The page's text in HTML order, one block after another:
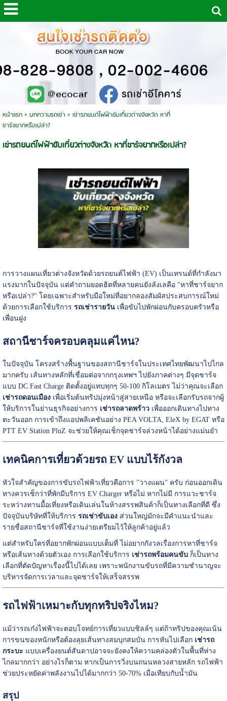
หน้าแรก> บทความรถเช่า > เช่ารถยนต์ไฟฟ้าขับเที่ยวต่างจังหวัด หาที่
ชาร์จยากหรือเปล่า?
เช่ารถยนต์ไฟฟ้าขับเที่ยวต่างจังหวัด หาที่ชาร์จยากหรือเปล่า?
การวางแผนเที่ยวต่างจังหวัดด้วยรถยนต์ไฟฟ้า (EV) เป็นเทรนด์ที่กำลังมา
แรงมากในปัจจุบัน แต่คำถามยอดฮิตที่หลายคนยังลังเลคือ "หาที่ชาร์จยาก
หรือเปล่า?" โดยเฉพาะสำหรับมือใหม่ที่อยากลองสัมผัสประสบการณ์ใหม่
ด้วยการเลือกใช้บริการ รถเช่ารายวันเพื่อขับไปพักผ่อนกับครอบครัวหรือ
เพื่อนฝูง
สถานีชาร์จครอบคลุมแค่ไหน?
ในปัจจุบัน โครงสร้างพื้นฐานของสถานีชาร์จในประเทศไทยพัฒนาไปไกล
มากครับ เส้นทางหลักที่เชื่อมต่อจากกรุงเทพฯ ไปยังภาคต่างๆ มีจุดชาร์จ
แบบ DC Fast Charge ติดตั้งอยู่แทบทุกๆ 50-100 กิโลเมตร ไม่ว่าคุณจะเลือก
เช่ารถดอนเมืองเพื่อเริ่มต้นทริปมุ่งหน้าสู่สายเหนือ หรือจะเลือกรับรถจากผู้
ให้บริการในย่านธุรกิจอย่างการ เช่ารถลาดพร้าวเพื่อออกเดินทางไปทาง
ตะวันออก การเข้าถึงแอปพลิเคชันอย่าง PEA VOLTA, EleX by EGAT หรือ
PTT EV Station PluZ จะช่วยให้คุณเช็กจุดชาร์จล่วงหน้าได้อย่างแม่นยำ
เทคนิคการเที่ยวด้วยรถ EV แบบไร้กังวล
หัวใจสำคัญของการขับรถไฟฟ้าเที่ยวคือการ "วางแผน" ครับ ก่อนออกเดิน
ทางควรเช็กว่าที่พักมีบริการ EV Charger หรือไม่ หากไม่มี การแวะชาร์จ
ระหว่างทานมื้อเที่ยงหรือเดินเล่นในห้างสรรพสินค้าก็เป็นทางเลือกที่ดี ซึ่ง
ปัจจุบันบริษัทที่ให้บริการ รถเช่าขับเองส่วนใหญ่มักจะมีคำแนะนำและ
รายชื่อสถานีชาร์จที่ใช้งานง่ายเตรียมไว้ให้ลูกค้าอยู่แล้ว
แต่สำหรับใครที่อยากพักผ่อนแบบเต็มที่ ไม่อยากกังวลเรื่องการหาที่ชาร์จ
หรือเส้นทางด้วยตัวเอง การเลือกใช้บริการ เช่ารถพร้อมคนขับก็เป็นทาง
เลือกที่ตัดปัญหาเรื่องนี้ไปได้เลย เพราะพนักงานขับรถที่มีความชำนาญจะ
บริหารจัดการเวลาและจุดชาร์จให้เสร็จสรรพ
รถไฟฟ้าเหมาะกับทุกทริปจริงไหม?
แม้ว่ารถเก๋งไฟฟ้าจะตอบโจทย์การเที่ยวแบบชิลล์ๆ แต่ถ้าทริปของคุณเน้น
การขนของหนักหรือต้องลุยเส้นทางสมบุกสมบัน การหันไปเลือก เช่ารถ
กระบะ แบบเครื่องยนต์สันดาปอาจจะยังคงให้ความคล่องตัวในพื้นที่ห่าง
ไกลมากกว่า อย่างไรก็ตาม หากเป็นการวิ่งบนถนนหลวงสายหลัก รถไฟฟ้า
ช่วยประหยัดค่าพลังงานไปได้มากกว่า 50-70% เมื่อเทียบกับน้ำมัน
สรุป